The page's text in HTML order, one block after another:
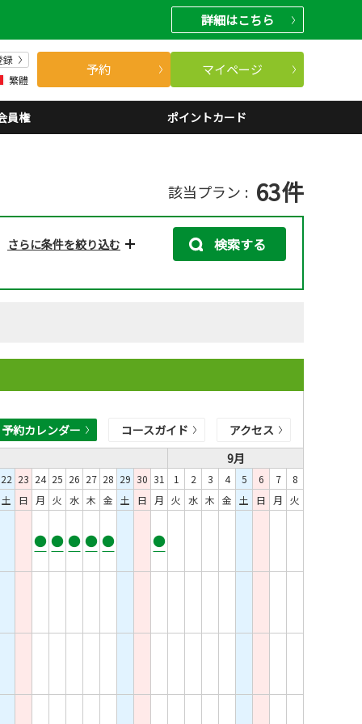
詳細はこちら
録
繁體
予約 マイページ
員権 ポイントカード
該当プラン 63件
さらに条件を絞り込む 検索する
予約カレンダー コースガイド
アクセス
9月
22 23 24 25 26 27 28 29 30 31 1 2 3 4 5 6 7
8
土
日 月 火 水 木 金 土 日 月 火 水 木 金 土 日 月 火
● ● ● ● ● ●